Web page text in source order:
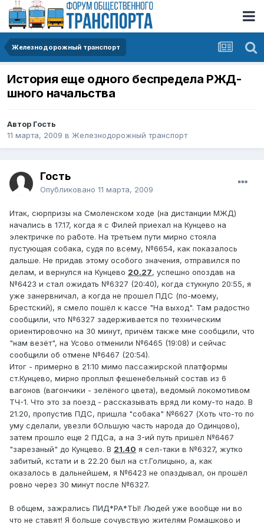
Железнодорожный транспорт
История еще одного беспредела РЖД-
шного начальства
Автор Гость
11 марта, 2009 в Железнодорожный транспорт
Гость
Опубликовано 11 марта, 2009
Итак, сюрпризы на Смоленском ходе (на дистанции МЖД)
начались в 17.17, когда я с Филей приехал на Кунцево на
электричке по работе. На третьем пути мирно стояла
пустующая собака, судя по всему, №6654, как показалось
дальше. Не придав этому особого значения, отправился по
делам, и вернулся на Кунцево 20.27, успешно опоздав на
№6423 и стал ожидать №6327 (20:40), когда стукнуло 20:55, я
уже занервничал, а когда не прошел ПДС (по-моему,
Брестский), я смело пошёл к кассе "На выход". Там радостно
сообщили, что №6327 задерживается по техническим
ориентировочно на 30 минут, причём также мне сообщили, что
"нам везёт", на Усово отменили №6465 (19:08) и сейчас
сообщили об отмене №6467 (20:54).
Итог - примерно в 21:10 мимо пассажирской платформы
ст.Кунцево, мирно проплыл фешенебельный состав из 6
вагонов (вагончики - зелёного цвета), ведомый локомотивом
ТЧ-1. Что это за поезд - рассказывать вряд ли кому-то надо. В
21.20, пропустив ПДС, пришла "собака" №6627 (Хоть что-то по
уму сделали, увезли бОльшую часть народа до Одинцово),
затем прошло еще 2 ПДСа, а на 3-ий путь пришёл №6467
"зарезаный" до Кунцево. В 21.40 я сел-таки в №6327, жутко
забитый, кстати и в 22.20 был на ст.Голицыно, а, как
оказалось в дальнейшем, я №6423 не опаздывал, он прошёл
ровно через 30 минут после №6327.
В общем, зажрались ПИД*РА*ТЫ! Людей уже вообще ни во
что не ставят! Я больше сочувствую жителям Ромашково и